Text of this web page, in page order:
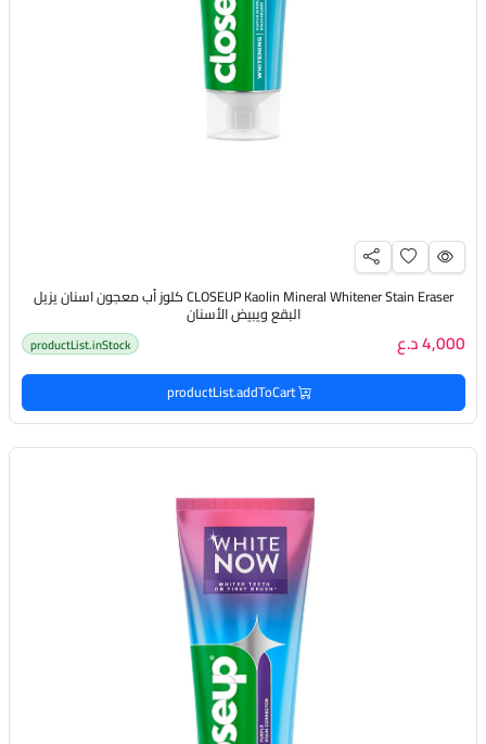
CLOSEUP Kaolin Mineral Whitener Stain Eraser كلوز أب معجون اسنان يزيل
البقع ويبيض الأسنان
4,000 د.ع productList.inStock
productList.addToCart